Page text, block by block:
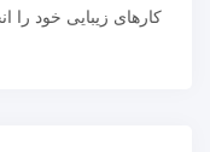
کارهای زیبایی خود را